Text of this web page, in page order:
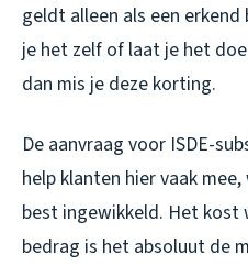
geldt alleen als een
je het zelf of laat je het
dan mis je deze korting.
De aanvraag voor ISDE-
help klanten hier vaak
best ingewikkeld. Het
bedrag is het absoluut de